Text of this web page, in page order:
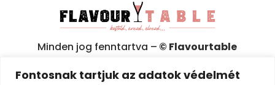
Fontosnak tartjuk az adatok védelmét
Minden jog fenntartva – © Flavourtable